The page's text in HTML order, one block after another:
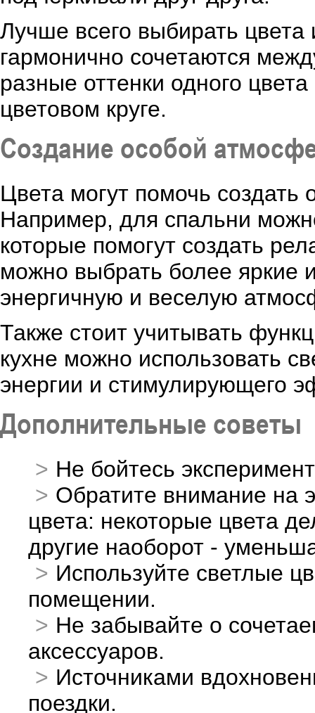
Лучше всего выбирать цвета
гармонично сочетаются
разные оттенки одного
цветовом круге.
Создание особой
Цвета могут помочь
Например, для спальни
которые помогут создать
можно выбрать более яркие
энергичную и веселую
Также стоит учитывать
кухне можно использовать
энергии и стимулирующего
Дополнительные советы
Не бойтесь
Обратите внимание на
цвета: некоторые цвета
другие наоборот -
Используйте светлые
помещении.
Не забывайте о
аксессуаров.
Источниками
поездки.